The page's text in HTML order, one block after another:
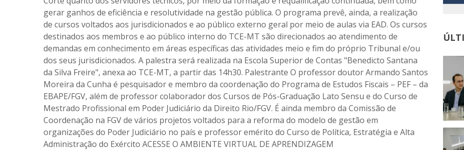
gerar ganhos de eficiência e resolutividade na gestão pública. O programa prevê, ainda, a realização
de cursos voltados aos jurisdicionados e ao público externo geral por meio de aulas via EAD. Os cursos
destinados aos membros e ao público interno do TCE-MT são direcionados ao atendimento de
demandas em conhecimento em áreas específicas das atividades meio e fim do próprio Tribunal e/ou
dos seus jurisdicionados. A palestra será realizada na Escola Superior de Contas "Benedicto Santana
da Silva Freire", anexa ao TCE-MT, a partir das 14h30. Palestrante O professor doutor Armando Santos
Moreira da Cunha é pesquisador e membro da coordenação do Programa de Estudos Fiscais – PEF – da
EBAPE/FGV, além de professor colaborador dos Cursos de Pós-Graduação Lato Sensu e do Curso de
Mestrado Profissional em Poder Judiciário da Direito Rio/FGV. É ainda membro da Comissão de
Coordenação na FGV de vários projetos voltados para a reforma do modelo de gestão em
organizações do Poder Judiciário no país e professor emérito do Curso de Política, Estratégia e Alta
Administração do Exército ACESSE O AMBIENTE VIRTUAL DE APRENDIZAGEM